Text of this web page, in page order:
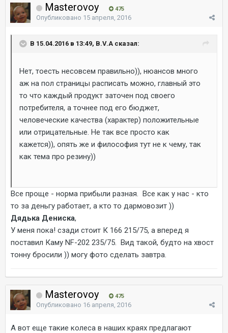
Masterovoy 475
Опубликовано 15 апреля, 2016
В 15.04.2016 в 13:49, B.V.A сказал:
Нет, тоесть несовсем правильно)), нюансов много
аж на пол страницы расписать можно, главный это
то что каждый продукт заточен под своего
потребителя, а точнее под его бюджет,
человеческие качества (характер) положительные
или отрицательные. Не так все просто как
кажется)), опять же и философия тут не к чему, так
как тема про резину))
Все проще - норма прибыли разная. Все как у нас - кто
то за деньгу работает, а кто то дармовозит ))
Дядька Дениска,
У меня пока! сзади стоит К 166 215/75, а вперед я
поставил Каму NF-202 235/75. Вид такой, будто на хвост
тонну бросили )) могу фото сделать завтра.
Masterovoy 475
Опубликовано 16 апреля, 2016
А вот еще такие колеса в наших краях предлагают